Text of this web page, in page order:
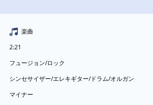
楽曲
2:21
フュージョン/ロック
シンセサイザー/エレキギター/ドラム/オルガン
マイナー